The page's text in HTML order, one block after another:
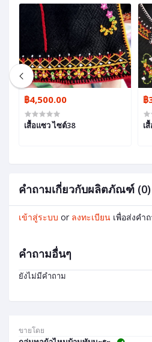
ขายโดย
฿4,500.00
เสื้อแซว ไซต์38
฿
เ
คำถามเกี่ยวกับผลิตภัณฑ์ (0)
เข้าสู่ระบบ or ลงทะเบียน เพื่อส่งคำ
คำถามอื่นๆ
ยังไม่มีคำถาม